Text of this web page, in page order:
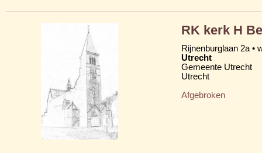
RK kerk H
Rijnenburglaan 2a •
Utrecht
Gemeente Utrecht
Utrecht
Afgebroken